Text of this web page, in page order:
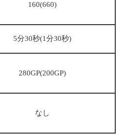
160(660)
5分30秒(1分30秒)
280GP(200GP)
なし